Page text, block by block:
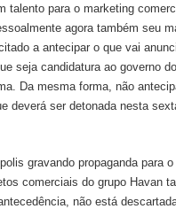
talento para o marketing
agora também seu
a antecipar o que vai
seja candidatura ao governo
Da mesma forma, não
deverá ser detonada nesta
gravando propaganda para
comerciais do grupo Havan
não está